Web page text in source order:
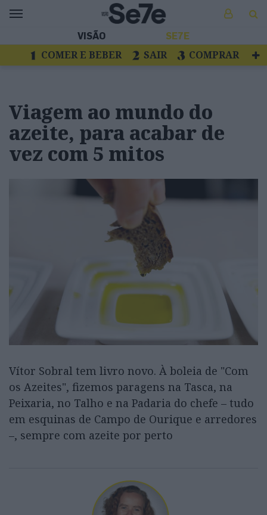
VISÃO SE7E
COMER E BEBER SAIR
COMPRAR
Viagem ao mundo do
azeite, para acabar de
vez com 5 mitos
Vítor Sobral tem livro novo. À boleia de "Com
os Azeites", fizemos paragens na Tasca, na
Peixaria, no Talho e na Padaria do chefe – tudo
em esquinas de Campo de Ourique e arredores
–, sempre com azeite por perto